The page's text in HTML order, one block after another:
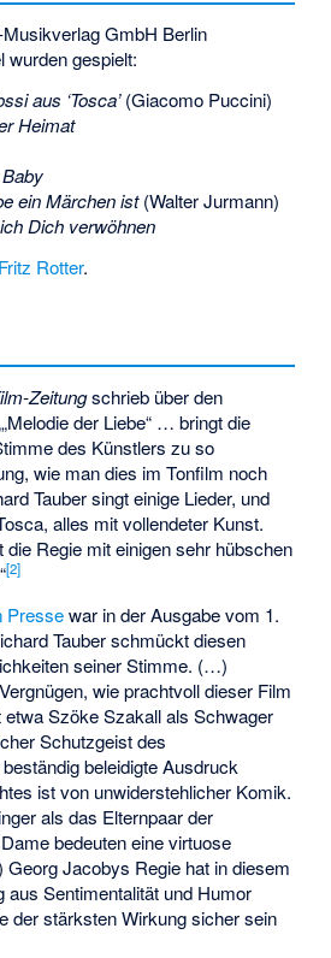
GmbH Berlin
wurden gespielt:
aus ‘Tosca’(Giacomo Puccini)
Heimat
ein Märchen ist(Walter Jurmann)
Dich verwöhnen
Fritz Rotter.
Zeitungschrieb über den
der Liebe“ … bringt die
des Künstlers zu so
wie man dies im Tonfilm noch
Tauber singt einige Lieder, und
alles mit vollendeter Kunst.
Regie mit einigen sehr hübschen
[2]
Pressewar in der Ausgabe vom 1.
Tauber schmückt diesen
seiner Stimme. (…)
wie prachtvoll dieser Film
Szöke Szakall als Schwager
Schutzgeist des
beleidigte Ausdruck
ist von unwiderstehlicher Komik.
als das Elternpaar der
bedeuten eine virtuose
Jacobys Regie hat in diesem
aus Sentimentalität und Humor
der stärksten Wirkung sicher sein